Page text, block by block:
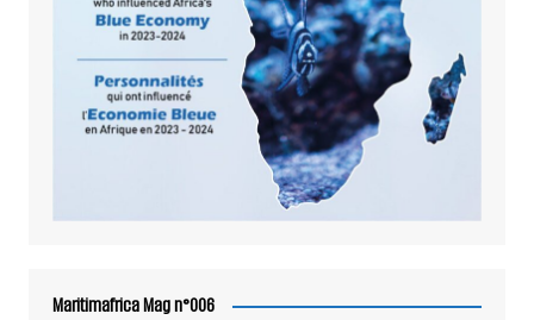
Maritimafrica Mag n°006